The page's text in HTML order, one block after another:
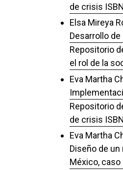
de crisis
Elsa Mireya
Desarrollo
Repositorio
el rol de la
Eva Martha
Repositorio
de crisis
Eva Martha
Diseño de
México, caso